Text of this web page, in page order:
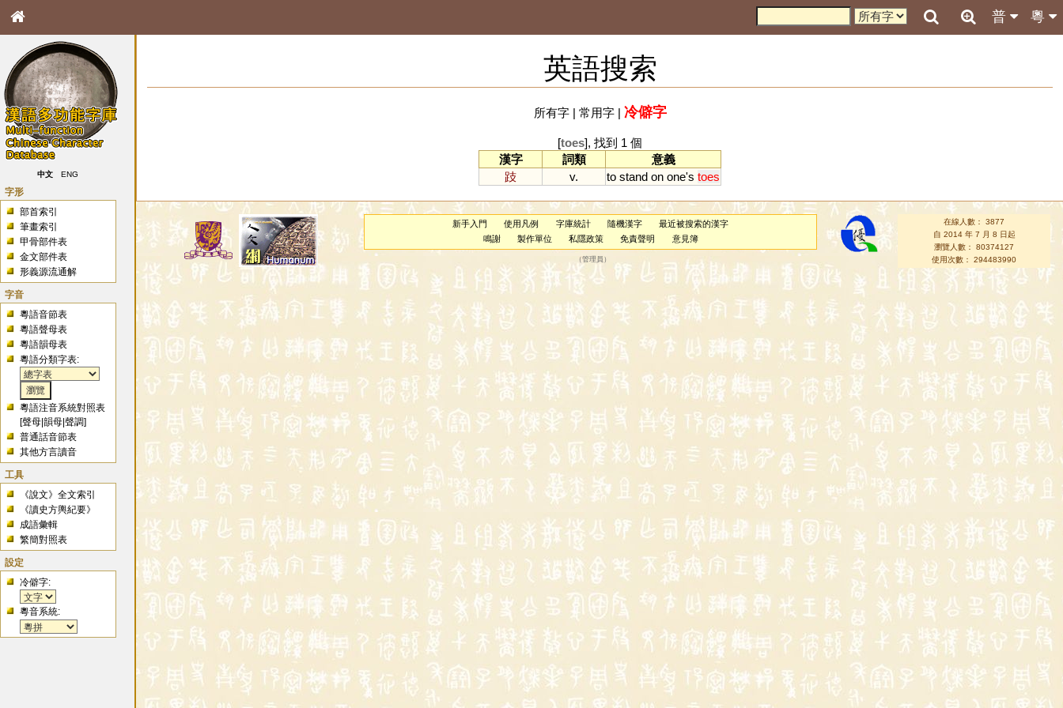
粵
普
中文 ENG
字形
部首索引
筆畫索引
甲骨部件表
金文部件表
形義源流通解
字音
粵語音節表
粵語聲母表
粵語韻母表
粵語分類字表:
粵語注音系統對照表
[聲母 |韻母 |聲調]
普通話音節表
其他方言讀音
工具
《說文》全文索引
《讀史方輿紀要》
成語彙輯
繁簡對照表
設定
冷僻字:
粵音系統:
英語搜索
所有字| 常用字| 冷僻字
[toes], 找到 1 個
漢字
詞類
意義
跂
v. to stand on one's toes
新手入門 使用凡例 字庫統計 隨機漢字
最近被搜索的漢字
鳴謝
製作單位 私隱政策 免責聲明 意見簿
（管理員 ）
在線人數： 3877
自 2014 年 7 月 8 日起
瀏覽人數： 80374127
使用次數： 294483990